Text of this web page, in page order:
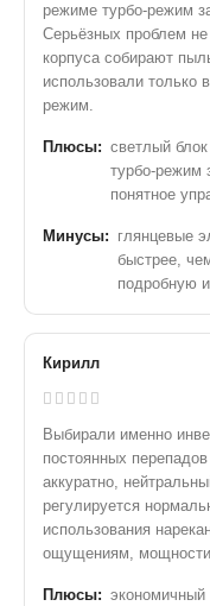
режиме турбо-режим
Серьёзных проблем
корпуса собирают
использовали только
режим.
Плюсы: светлый
турбо-режим
понятное
Минусы: глянцевые
быстрее,
подробную
Кирилл
Выбирали именно
постоянных
аккуратно,
регулируется
использования
ощущениям, мощности
Плюсы: